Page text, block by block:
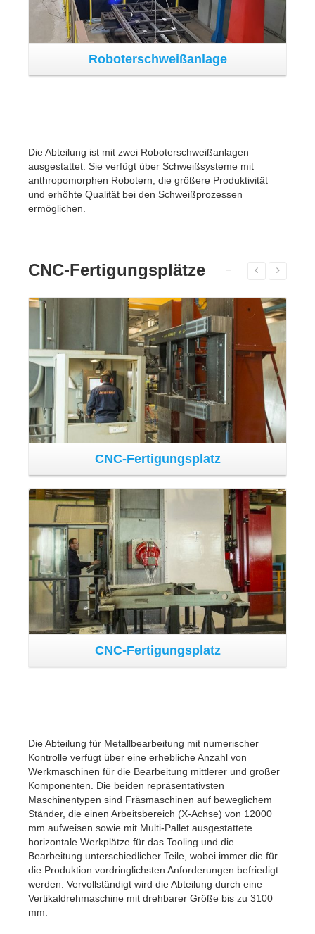
CNC-Fertigungsplatz
Die Abteilung für Metallbearbeitung mit numerischer
Kontrolle verfügt über eine erhebliche Anzahl von
Werkmaschinen für die Bearbeitung mittlerer und großer
Komponenten. Die beiden repräsentativsten
Maschinentypen sind Fräsmaschinen auf beweglichem
Ständer, die einen Arbeitsbereich (X-Achse) von 12000
mm aufweisen sowie mit Multi-Pallet ausgestattete
horizontale Werkplätze für das Tooling und die
Bearbeitung unterschiedlicher Teile, wobei immer die für
die Produktion vordringlichsten Anforderungen befriedigt
werden. Vervollständigt wird die Abteilung durch eine
Vertikaldrehmaschine mit drehbarer Größe bis zu 3100
mm.
Arbeitsmaschinen
Fräsmaschine